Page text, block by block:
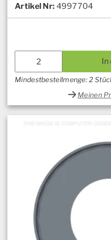
Artikel Nr: 4997704
Mindestbestellmenge: 2
Meinen